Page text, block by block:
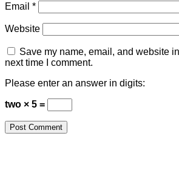
Email *
Website
Save my name, email, and website
next time I comment.
Please enter an answer in digits:
two × 5 =